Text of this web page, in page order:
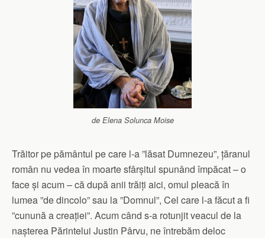
de Elena Solunca Moise
Trăitor pe pământul pe care l-a ”lăsat Dumnezeu”, țăranul
român nu vedea în moarte sfârșitul spunând împăcat – o
face și acum – că după anii trăiți aici, omul pleacă în
lumea ”de dincolo” sau la ”Domnul”, Cel care l-a făcut a fi
”cunună a creației”. Acum când s-a rotunjit veacul de la
nașterea Părintelui Justin Pârvu, ne întrebăm deloc